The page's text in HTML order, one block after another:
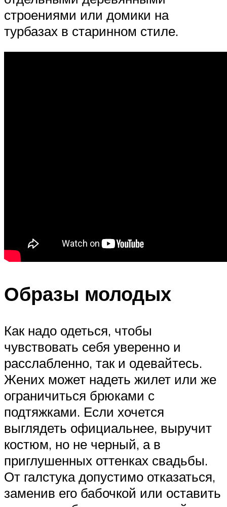
строениями или домики на
турбазах в старинном стиле.
Образы молодых
Как надо одеться, чтобы
чувствовать себя уверенно и
расслабленно, так и одевайтесь.
Жених может надеть жилет или же
ограничиться брюками с
подтяжками. Если хочется
выглядеть официальнее, выручит
костюм, но не черный, а в
приглушенных оттенках свадьбы.
От галстука допустимо отказаться,
заменив его бабочкой или оставить